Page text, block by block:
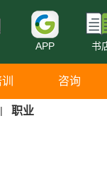
APP 书
咨询
|
职业